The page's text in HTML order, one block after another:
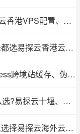
2022外贸建站服务器避坑指南：易探云香港VPS配置、成本、稳定性详解
香港云主机哪家好?为什么外贸、站长都选易探云香港云服务器
易探云香港云主机2核4G搭建WordPress跨境站缓存、伪静态详细设置
封UDP+上层封海外IP高防服务器怎么选?易探云十堰、镇江封海外高防服务器深度解析
外贸网站如何选择海外云主机?为什么选择易探云海外云服务器搭建外贸网站